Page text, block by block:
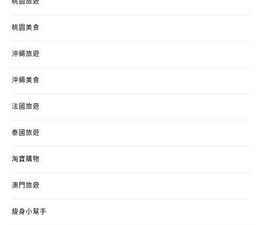
桃園旅遊
桃園美食
沖繩旅遊
沖繩美食
法國旅遊
泰國旅遊
淘寶購物
澳門旅遊
瘦身小幫手